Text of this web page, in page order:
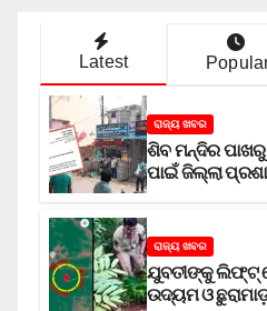
Latest
ରାଜ୍ୟ ଖବର
ଶିବ ମନ୍ଦିର ପାଖରୁ
ପାଇଁ ଜିଲ୍ଲା
ରାଜ୍ୟ ଖବର
ଯୁବତୀଙ୍କୁ ଲିଫ୍‌ଟ୍‌
ଉଦ୍ୟମ ଓ